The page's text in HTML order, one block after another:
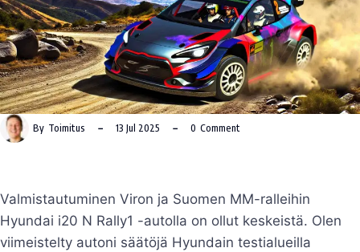
By Toimitus 13 Jul 2025 0 Comment
Valmistautuminen Viron ja Suomen MM-ralleihin
Hyundai i20 N Rally1 -autolla on ollut keskeistä. Olen
viimeistelty autoni säätöjä Hyundain testialueilla